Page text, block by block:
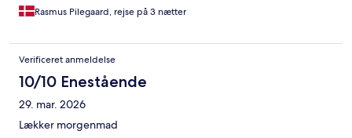
Rasmus Pilegaard, rejse på 3 nætter
Verificeret anmeldelse
10/10 Enestående
29. mar. 2026
Lækker morgenmad